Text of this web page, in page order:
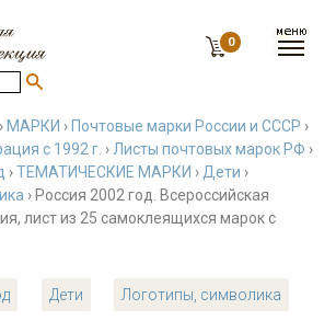
0
› МАРКИ › Почтовые марки России и СССР ›
с 1992 г. › Листы почтовых марок РФ ›
›ТЕМАТИЧЕСКИЕ МАРКИ › Дети ›
› Россия 2002 год. Всероссийская
лист из 25 самоклеящихся марок с
Дети Логотипы, символика